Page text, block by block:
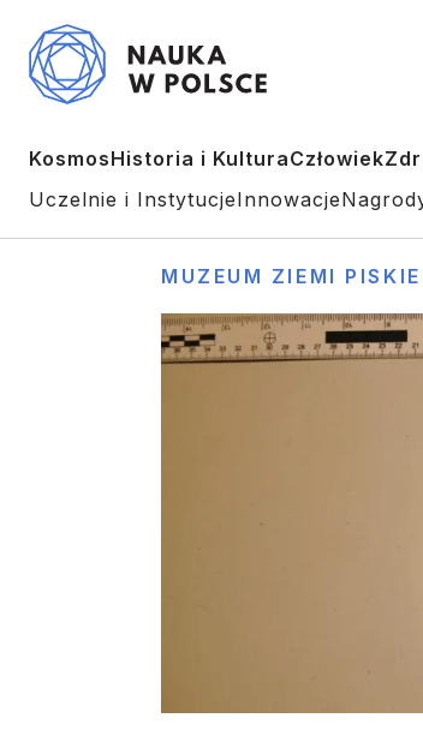
KosmosHistoria i KulturaCzłowiek
Uczelnie i InstytucjeInnowacje
MUZEUM ZIEMI